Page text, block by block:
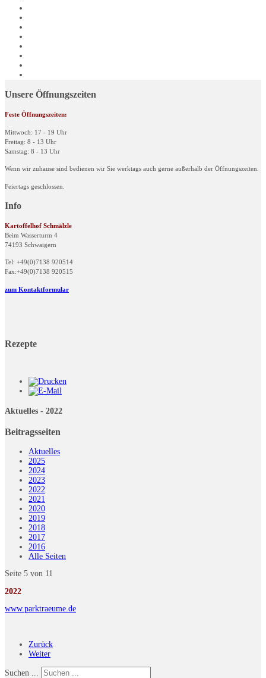
Unsere Öffnungszeiten
Feste Öffnungszeiten:
Mittwoch: 17 - 19 Uhr
Freitag: 8 - 13 Uhr
Samstag: 8 - 13 Uhr
Wenn wir zuhause sind bedienen wir Sie werktags auch gerne außerhalb der Öffnungszeiten.
Feiertags geschlossen.
Info
Kartoffelhof Schmälzle
Beim Wasserturm 4
74193 Schwaigern
Tel: +49(0)7138 920514
Fax:+49(0)7138 920515
zum Kontaktformular
Rezepte
Aktuelles - 2022
Beitragsseiten
Aktuelles
2025
2024
2023
2022
2021
2020
2019
2018
2017
2016
Alle Seiten
Seite 5 von 11
2022
www.parktraeume.de
Zurück
Weiter
Suchen ...